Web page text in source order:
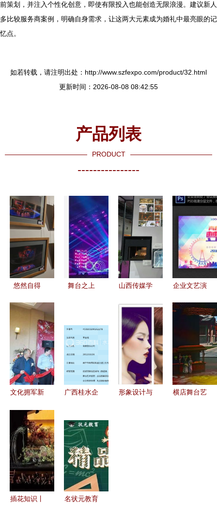
前策划，并注入个性化创意，即使有限投入也能创造无限浪漫。建议新人
多比较服务商案例，明确自身需求，让这两大元素成为婚礼中最亮眼的记
忆点。
如若转载，请注明出处：http://www.szfexpo.com/product/32.html
更新时间：2026-08-08 08:42:55
产品列表
PRODUCT
----------------
悠然自得
诗意交响
——李华设
计作品展哈
尔滨开幕
舞台之上
公关活动的
艺术造型策
山西传媒学
学院亮相第
四届中国舞
台美术展，
舞台艺术造
型策划引关
注
企业文艺演
设计，拓展
化空间的必
要途径
文化拥军新
拥军爱警委
员会见证金
蝉文化启航
广西桂水企
舞台艺术造
型策划的行
业引领者
形象设计与
横店舞台艺
插花知识丨
名状元教育